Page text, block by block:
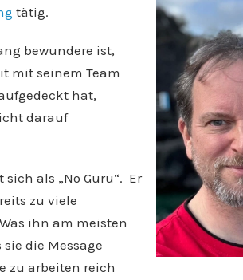
tätig.
bewundere ist,
mit seinem Team
hat,
darauf
sich als „No Guru“. Er
zu viele
ihn am meisten
die Message
zu arbeiten reich